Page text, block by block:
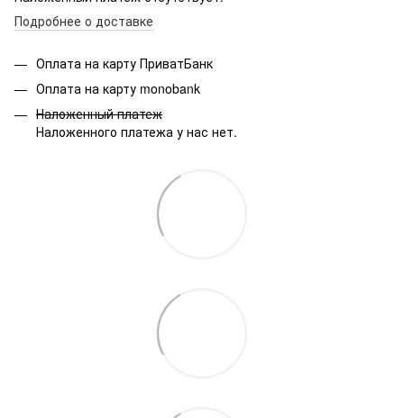
Подробнее о доставке
Оплата на карту ПриватБанк
Оплата на карту monobank
Наложенный платеж
Наложенного платежа у нас нет.